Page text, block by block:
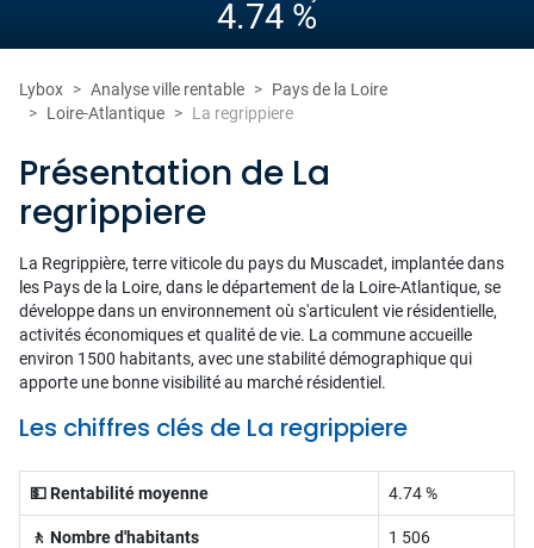
4.74 %
Lybox Analyse ville rentable
Pays de la Loire
Loire-Atlantique
La regrippiere
Présentation de La
regrippiere
La Regrippière, terre viticole du pays du Muscadet, implantée dans
les Pays de la Loire, dans le département de la Loire-Atlantique, se
développe dans un environnement où s'articulent vie résidentielle,
activités économiques et qualité de vie. La commune accueille
environ 1500 habitants, avec une stabilité démographique qui
apporte une bonne visibilité au marché résidentiel.
Les chiffres clés de La regrippiere
💵 Rentabilité moyenne 4.74 %
🚶 Nombre d'habitants 1 506